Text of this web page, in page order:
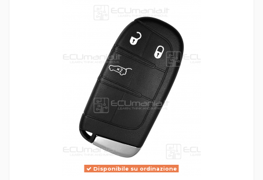
Disponibile su ordinazione